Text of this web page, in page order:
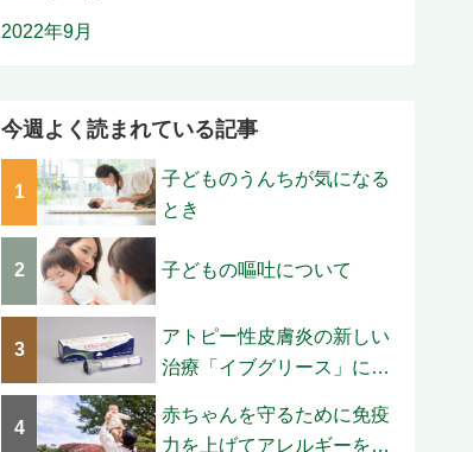
2022年9月
今週よく読まれている記事
1
子どものうんちが気になる
とき
2 子どもの嘔吐について
3
アトピー性皮膚炎の新しい
治療「イブグリース」につ
4
赤ちゃんを守るために免疫
力を上げてアレルギーを撃